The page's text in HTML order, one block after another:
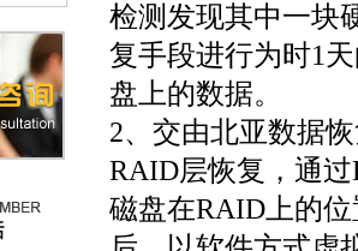
检测发现其中一块
复手段进行为时1
盘上的数据。
2、交由北亚数据
RAID层恢复，通
磁盘在RAID上的